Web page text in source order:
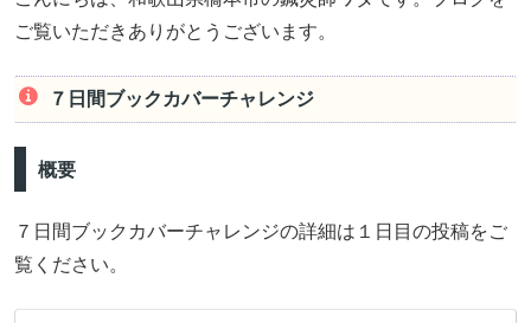
ご覧いただきありがとうございます。
７日間ブックカバーチャレンジ
概要
７日間ブックカバーチャレンジの詳細は１日目の投稿をご
覧ください。